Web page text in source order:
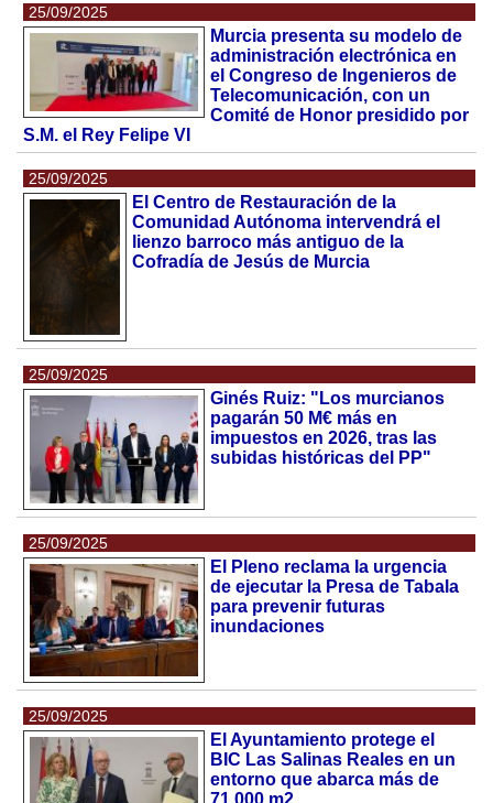
25/09/2025
Murcia presenta su modelo de
administración electrónica en
el Congreso de Ingenieros de
Telecomunicación, con un
Comité de Honor presidido por
S.M. el Rey Felipe VI
25/09/2025
El Centro de Restauración de la
Comunidad Autónoma intervendrá el
lienzo barroco más antiguo de la
Cofradía de Jesús de Murcia
25/09/2025
Ginés Ruiz: "Los murcianos
pagarán 50 M€ más en
impuestos en 2026, tras las
subidas históricas del PP"
25/09/2025
El Pleno reclama la urgencia
de ejecutar la Presa de Tabala
para prevenir futuras
inundaciones
25/09/2025
El Ayuntamiento protege el
BIC Las Salinas Reales en un
entorno que abarca más de
71.000 m2